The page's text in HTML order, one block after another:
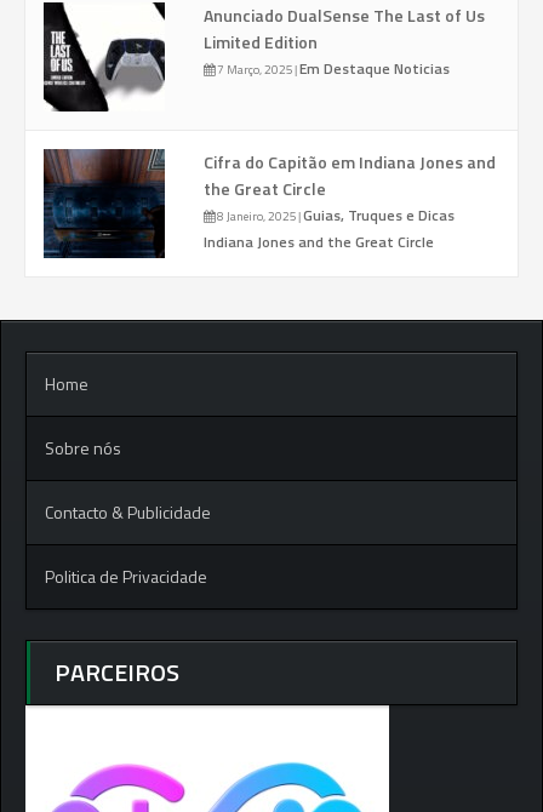
Anunciado DualSense The Last of Us
Limited Edition
7 Março, 2025|Em Destaque Noticias
Cifra do Capitão em Indiana Jones and
the Great Circle
8 Janeiro, 2025|Guias, Truques e Dicas
Indiana Jones and the Great Circle
Home
Sobre nós
Contacto & Publicidade
Politica de Privacidade
PARCEIROS